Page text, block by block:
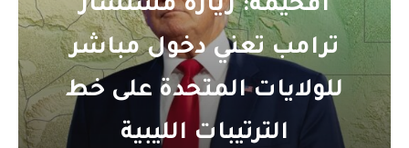
افحيمة: زيارة مستشار
ترامب تعني دخول مباشر
للولايات المتحدة على خط
الترتيبات الليبية